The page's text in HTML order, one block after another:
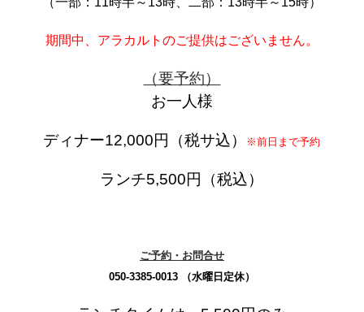
期間中、アラカルトのご提供はございません。
（要予約）
お一人様
ディナー12,000円（税サ込） ※前日まで予約
ランチ5,500円（税込）
ご予約・お問合せ
050-3385-0013 （水曜日定休）